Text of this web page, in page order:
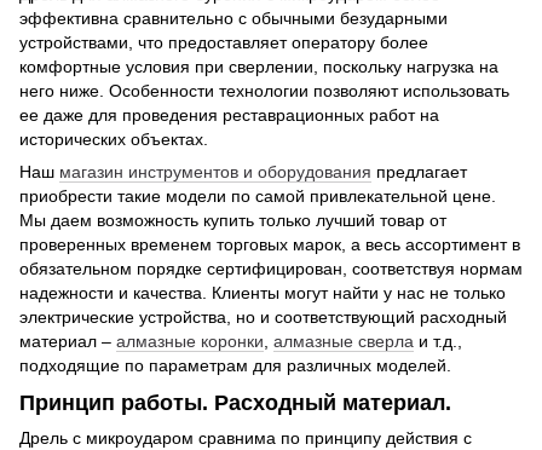
эффективна сравнительно с обычными безударными
устройствами, что предоставляет оператору более
комфортные условия при сверлении, поскольку нагрузка на
него ниже. Особенности технологии позволяют использовать
ее даже для проведения реставрационных работ на
исторических объектах.
Наш магазин инструментов и оборудования предлагает
приобрести такие модели по самой привлекательной цене.
Мы даем возможность купить только лучший товар от
проверенных временем торговых марок, а весь ассортимент в
обязательном порядке сертифицирован, соответствуя нормам
надежности и качества. Клиенты могут найти у нас не только
электрические устройства, но и соответствующий расходный
материал – алмазные коронки алмазные сверла и т.д.,
подходящие по параметрам для различных моделей.
Принцип работы. Расходный материал.
Дрель с микроударом сравнима по принципу действия с